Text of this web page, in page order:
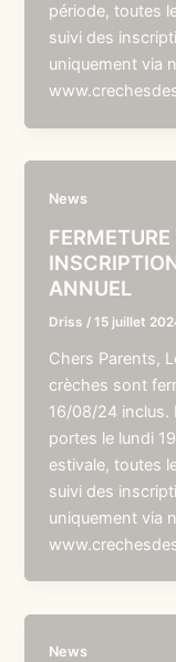
période, toutes
suivi des
uniquement via
News
ANNUEL
Driss /15 juillet
Chers Parents,
crèches sont
16/08/24 inclus.
portes le lundi
estivale, toutes
suivi des
uniquement via
News